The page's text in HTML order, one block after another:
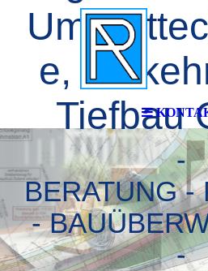
e,
Tiefbau
-
BERATUNG -
-
-